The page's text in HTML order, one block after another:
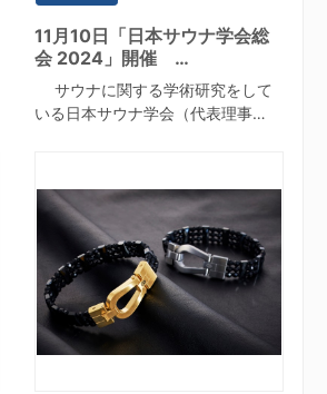
11月10日「日本サウナ学会総
会 2024」開催 …
サウナに関する学術研究をして
いる日本サウナ学会（代表理事…